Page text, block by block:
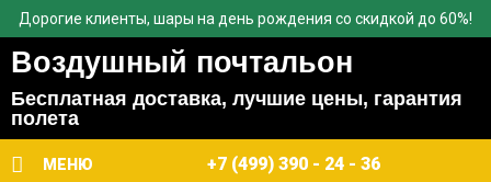
Дорогие клиенты, шары на день рождения со скидкой до 60%!
Воздушный почтальон
Бесплатная доставка, лучшие цены, гарантия
полета
МЕНЮ +7 (499) 390 - 24 - 36